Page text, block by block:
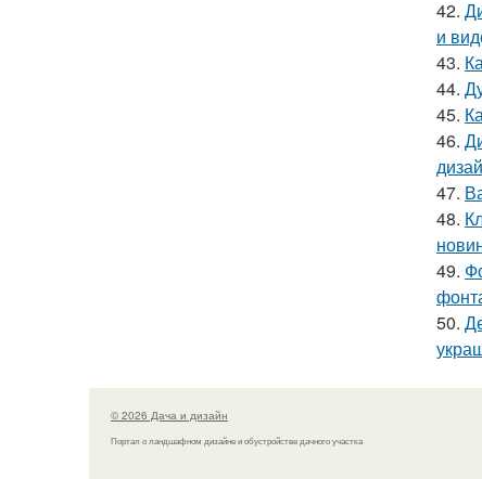
42.
и
43.
44.
45.
46.
47.
48.
49.
50.
© 2026 Дача и дизайн
Портал о ландшафном дизайне и обустройстве дачного участка